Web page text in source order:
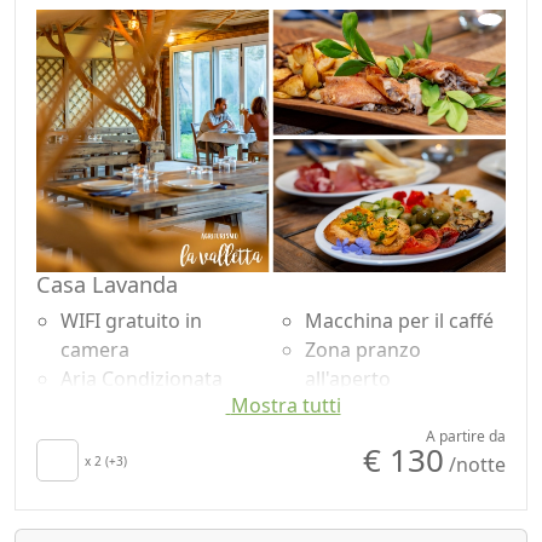
Tavolo da pranzo
Seggiolone
Utensili da cucina
Arredi ecologici
Lenzuola in cotone o
lino
Casa Lavanda
WIFI gratuito in
camera
Aria Condizionata
Asciugacapelli
Lenzuola
Tavolo da pranzo
Macchina per il caffé
Zona pranzo
all'aperto
Doccia
Giardino
Vista panoramica
Mostra tutti
x 2 (+3)
A partire da
€ 130 /notte